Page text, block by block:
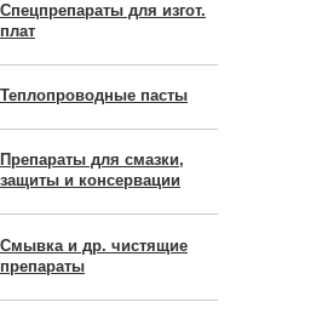
Спецпрепараты для изгот.
плат
Теплопроводные пасты
Препараты для смазки,
защиты и консервации
Смывка и др. чистящие
препараты